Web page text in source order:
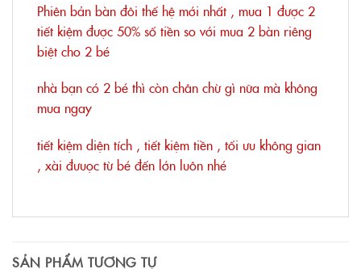
Phiên bản bàn đôi thế hệ mới nhất , mua 1 được 2
tiết kiệm được 50% số tiền so với mua 2 bàn riêng
biệt cho 2 bé
nhà bạn có 2 bé thì còn chân chừ gì nữa mà không
mua ngay
tiết kiệm diện tích , tiết kiệm tiền , tối ưu không gian
, xài đưuọc từ bé đến lớn luôn nhé
SẢN PHẨM TƯƠNG TỰ